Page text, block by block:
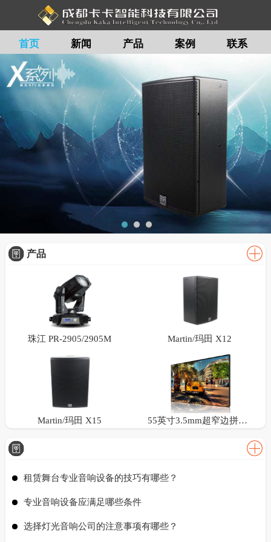
首页 新闻 产品 案例 联系
留言
产品
珠江 PR-2905/2905M Martin/玛田 X12
Martin/玛田 X15 55英寸3.5mm超窄边拼接屏
租赁舞台专业音响设备的技巧有哪些？
专业音响设备应满足哪些条件
选择灯光音响公司的注意事项有哪些？